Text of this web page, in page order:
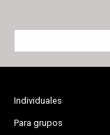
Individuales
Para grupos